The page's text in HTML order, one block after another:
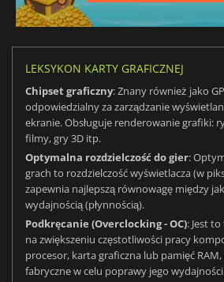
LEKSYKON KARTY GRAFICZNEJ
Chipset graficzny: Znany również jako
odpowiedzialny za zarządzanie
ekranie. Obsługuje renderowanie grafiki:
filmy, gry 3D itp.
Optymalna rozdzielczość do gier:
grach to rozdzielczość wyświetlacza (w
zapewnia najlepszą równowagę między
wydajnością (płynnością).
Podkręcanie (Overclocking - OC): Jest
na zwiększeniu częstotliwości pracy
procesor, karta graficzna lub pamięć
fabryczne w celu poprawy jego